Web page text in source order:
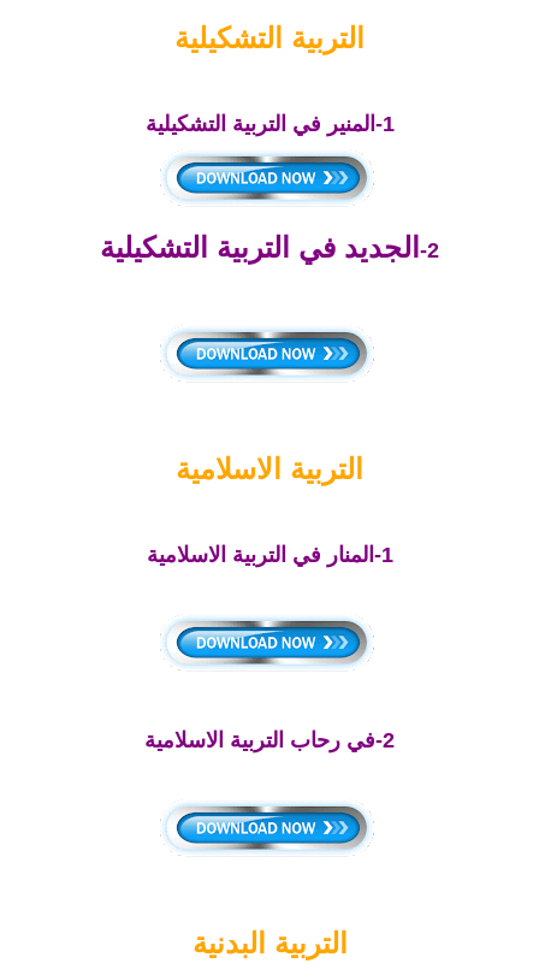
التربية التشكيلية
1-المنير في التربية التشكيلية
2- الجديد في التربية التشكيلية
التربية الاسلامية
1-المنار في التربية الاسلامية
2-في رحاب التربية الاسلامية
التربية البدنية